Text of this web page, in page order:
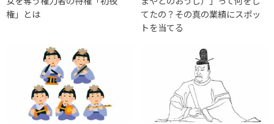
権」とは
てたの？その真の業績にスポッ
トを当てる